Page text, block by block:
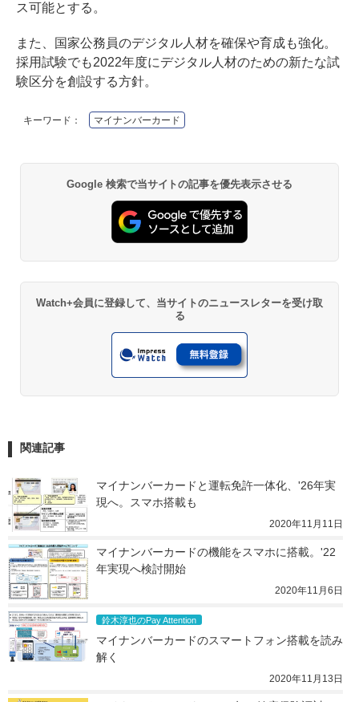
ス可能とする。
また、国家公務員のデジタル人材を確保や育成も強化。
採用試験でも2022年度にデジタル人材のための新たな試
験区分を創設する方針。
キーワード： マイナンバーカード
Google 検索で当サイトの記事を優先表示させる
Watch+会員に登録して、当サイトのニュースレターを受け取
る
関連記事
マイナンバーカードと運転免許一体化、'26年実
現へ。スマホ搭載も
2020年11月11日
マイナンバーカードの機能をスマホに搭載。'22
年実現へ検討開始
2020年11月6日
鈴木淳也のPay Attention
マイナンバーカードのスマートフォン搭載を読み
解く
2020年11月13日